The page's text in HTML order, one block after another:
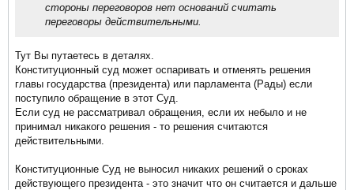
стороны переговоров нет оснований считать
переговоры действительными.
Тут Вы путаетесь в деталях.
Конституционный суд может оспаривать и отменять решения
главы государства (президента) или парламента (Рады) если
поступило обращение в этот Суд.
Если суд не рассматривал обращения, если их небыло и не
принимал никакого решения - то решения считаются
действительными.
Конституционные Суд не выносил никаких решений о сроках
действующего президента - это значит что он считается и дальше